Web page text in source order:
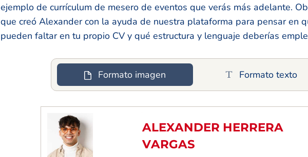
ejemplo de currículum de mesero de eventos que verás más adelante.
que creó Alexander con la ayuda de nuestra plataforma para pensar en
pueden faltar en tu propio CV y qué estructura y lenguaje deberías
Formato imagen Formato texto